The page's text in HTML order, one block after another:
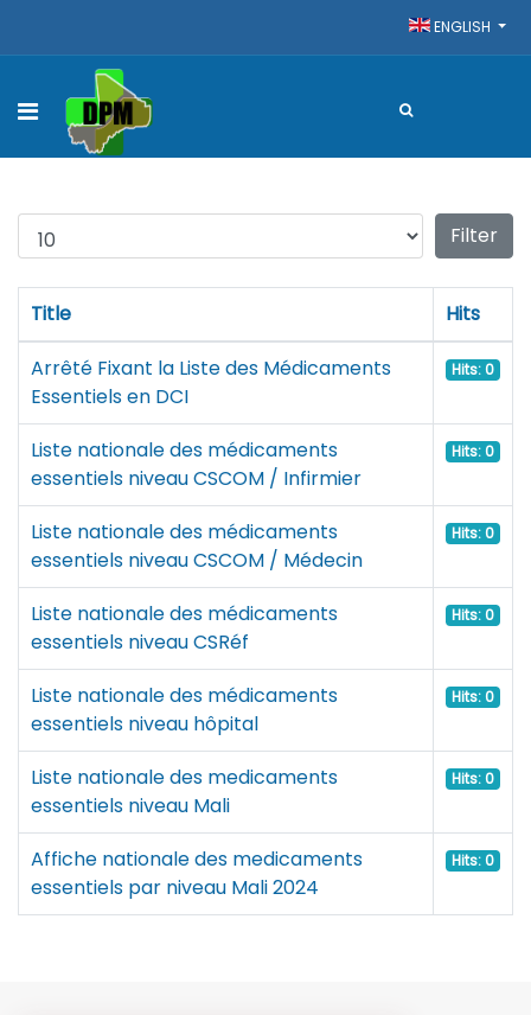
ENGLISH
Display # Filter
Title
Hits
Arrêté Fixant la Liste des Médicaments
Essentiels en DCI
Hits: 0
Liste nationale des médicaments
essentiels niveau CSCOM / Infirmier
Hits: 0
Liste nationale des médicaments
essentiels niveau CSCOM / Médecin
Hits: 0
Liste nationale des médicaments
essentiels niveau CSRéf
Hits: 0
Liste nationale des médicaments
essentiels niveau hôpital
Hits: 0
Liste nationale des medicaments
essentiels niveau Mali
Hits: 0
Affiche nationale des medicaments
essentiels par niveau Mali 2024
Hits: 0